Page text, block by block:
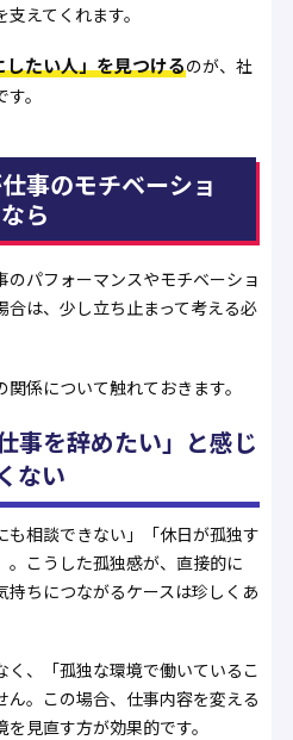
えてくれます。
たい人」を見つけるのが、社
。
事のモチベーショ
ら
パフォーマンスやモチベーショ
合は、少し立ち止まって考える必
係について触れておきます。
事を辞めたい」と感じ
ない
も相談できない」「休日が孤独す
。こうした孤独感が、直接的に
持ちにつながるケースは珍しくあ
、「孤独な環境で働いているこ
ん。この場合、仕事内容を変える
見直す方が効果的です。